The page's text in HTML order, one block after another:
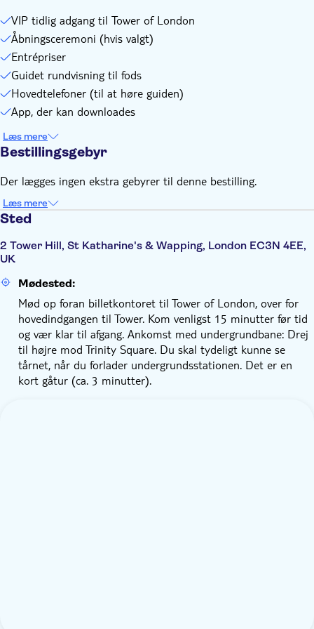
VIP tidlig adgang til Tower of London
Åbningsceremoni (hvis valgt)
Entrépriser
Guidet rundvisning til fods
Hovedtelefoner (til at høre guiden)
App, der kan downloades
Læs mere
Bestillingsgebyr
Der lægges ingen ekstra gebyrer til denne bestilling.
Læs mere
Sted
2 Tower Hill, St Katharine's & Wapping, London EC3N 4EE,
UK
Mødested:
Mød op foran billetkontoret til Tower of London, over for
hovedindgangen til Tower. Kom venligst 15 minutter før tid
og vær klar til afgang. Ankomst med undergrundbane: Drej
til højre mod Trinity Square. Du skal tydeligt kunne se
tårnet, når du forlader undergrundsstationen. Det er en
kort gåtur (ca. 3 minutter).